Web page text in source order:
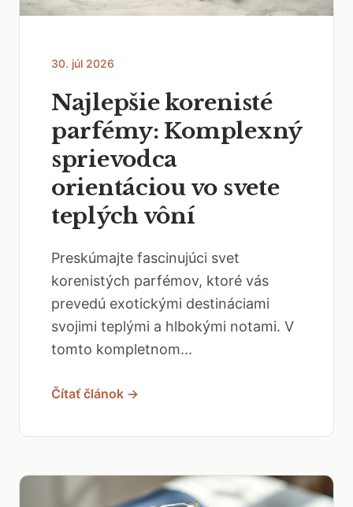
30. júl 2026
Najlepšie korenisté
parfémy: Komplexný
sprievodca
orientáciou vo svete
teplých vôní
Preskúmajte fascinujúci svet
korenistých parfémov, ktoré vás
prevedú exotickými destináciami
svojimi teplými a hlbokými notami. V
tomto kompletnom...
Čítať článok →